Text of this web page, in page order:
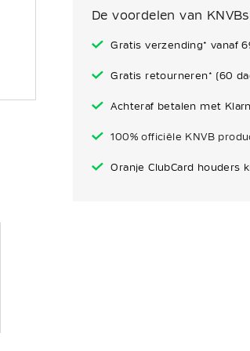
De voordelen van
Gratis verzending* vanaf
Gratis retourneren* (60
Achteraf betalen met
100% officiële KNVB
Oranje ClubCard houders